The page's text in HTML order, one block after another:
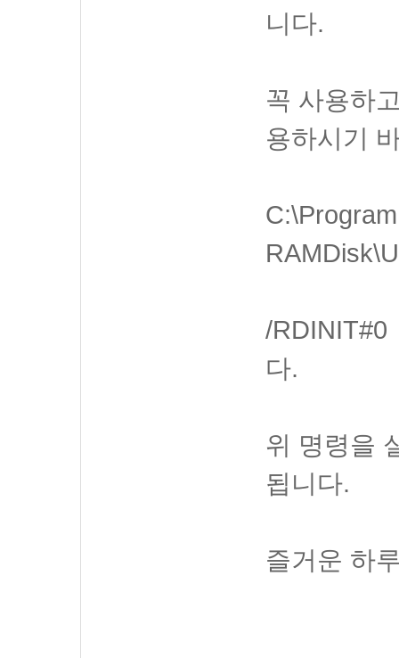
니다.
꼭 사용하
용하시기
/RDINIT#0
다.
위 명령을
됩니다.
즐거운 하